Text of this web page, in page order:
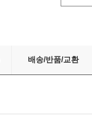
배송/반품/교환